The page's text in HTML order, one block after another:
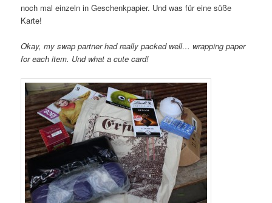
noch mal einzeln in Geschenkpapier. Und was für eine süße
Karte!
Okay, my swap partner had really packed well… wrapping paper
for each item. Und what a cute card!